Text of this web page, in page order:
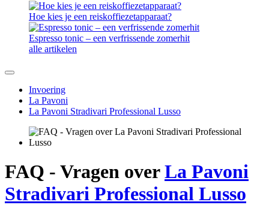
Hoe kies je een reiskoffiezetapparaat?
Espresso tonic – een verfrissende zomerhit
alle artikelen
Invoering
La Pavoni
La Pavoni Stradivari Professional Lusso
FAQ - Vragen overLa Pavoni
Stradivari Professional Lusso